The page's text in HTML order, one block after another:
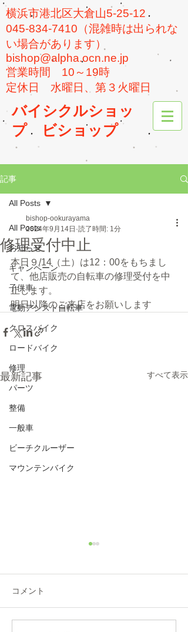
横浜市港北区大倉山5-25-12
045-834-7410（混雑時は出られな
い場合があります）
bishop@alpha.ocn.ne.jp
​営業時間 10～19時
​定休日 水曜日、第３火曜日
バイシクルショッ
プ
ビショップ
記事
All Posts
お知らせ
キャンペーン
子供車
電動アシスト自転車
クロスバイク
ロードバイク
修理
パーツ
整備
一般車
ビーチクルーザー
マウンテンバイク
All Posts
修理受付中止
bishop-ookurayama
2024年9月14日 読了時間: 1分
本日９/14（土）は12：00をもちまし
て、他店販売の自転車の修理受付を中
止します。
明日以降のご来店をお願いします
最新記事 すべて表示
本日8/6（木）は修理多数に
より、12：00から他店販売の
す。 明日以降のご来店をお願
コメント